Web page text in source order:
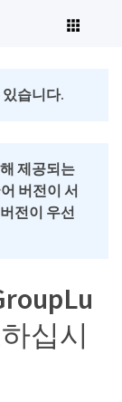
습니다.
제공되는
버전이 서
전이 우선
십시